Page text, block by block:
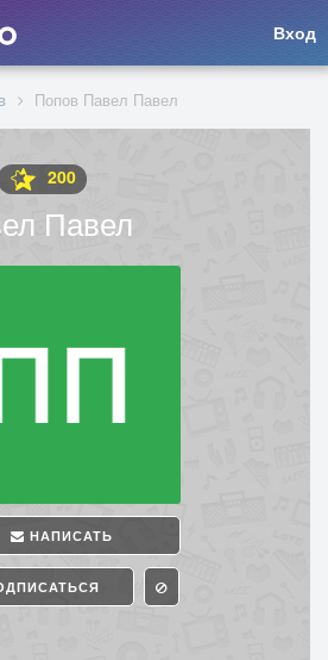
Вход
Попов Павел Павел
200
Павел
НАПИСАТЬ